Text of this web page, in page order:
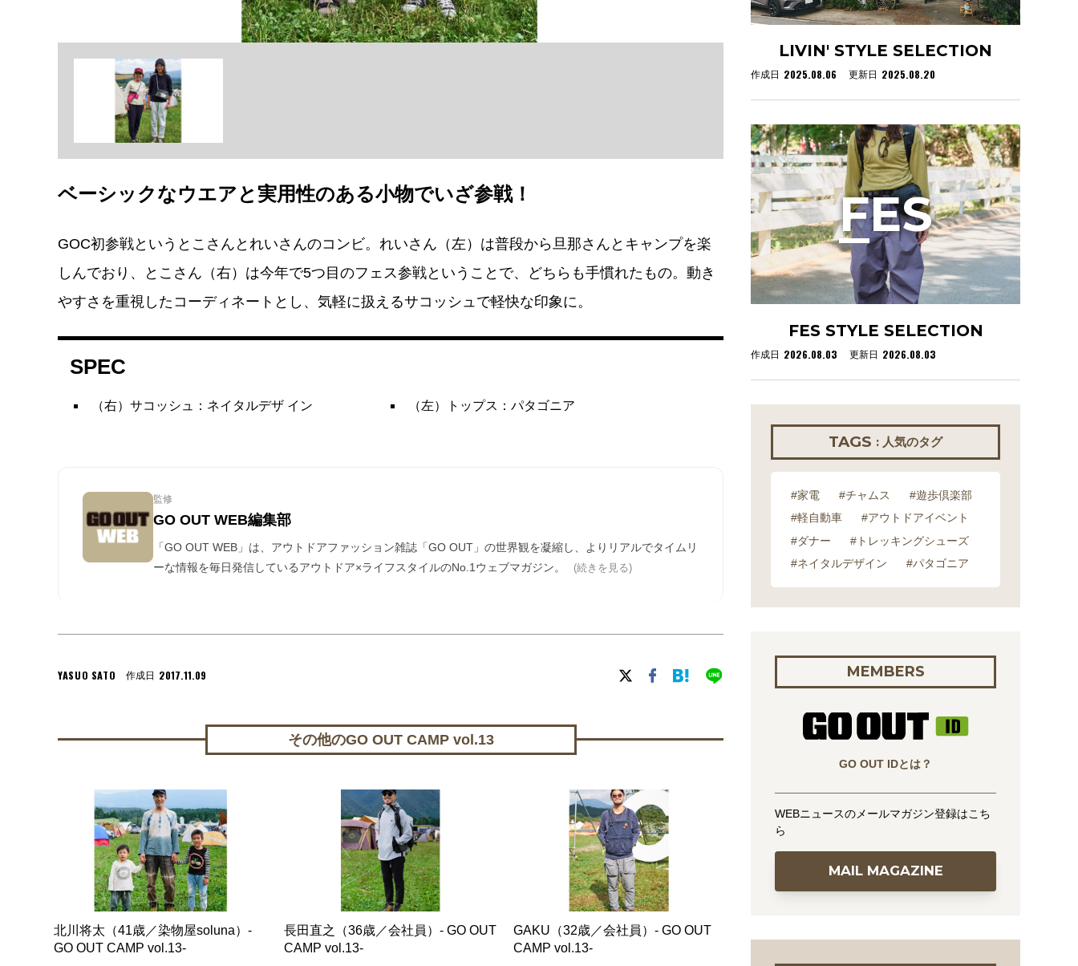
ベーシックなウエアと実用性のある小物でいざ参戦！
GOC初参戦というとこさんとれいさんのコンビ。れいさん（左）は普段から旦那さんとキャンプを楽
しんでおり、とこさん（右）は今年で5つ目のフェス参戦ということで、どちらも手慣れたもの。動き
やすさを重視したコーディネートとし、気軽に扱えるサコッシュで軽快な印象に。
SPEC
（右）サコッシュ：ネイタルデザ イン （左）トップス：パタゴニア
監修
GO OUT WEB編集部
「GO OUT WEB」は、アウトドアファッション雑誌「GO OUT」の世界観を凝縮し、よりリアルでタイムリ
ーな情報を毎日発信しているアウトドア×ライフスタイルのNo.1ウェブマガジン。
(続きを見る)
YASUO SATO 作成日 2017.11.09
その他のGO OUT CAMP vol.13
北川将太（41歳／染物屋soluna）-
GO OUT CAMP vol.13-
長田直之（36歳／会社員）- GO OUT
CAMP vol.13-
GAKU（32歳／会社員）- GO OUT
CAMP vol.13-
LIVIN' STYLE SELECTION
作成日 2025.08.06 更新日 2025.08.20
FES STYLE SELECTION
作成日 2026.08.03 更新日 2026.08.03
FES
TAGS : 人気のタグ
#家電 #チャムス
#遊歩倶楽部
#軽自動車
#アウトドアイベント
#ダナー
#トレッキングシューズ
#ネイタルデザイン
#パタゴニア
MEMBERS
GO OUT IDとは？
WEBニュースのメールマガジン登録はこち
ら
MAIL MAGAZINE